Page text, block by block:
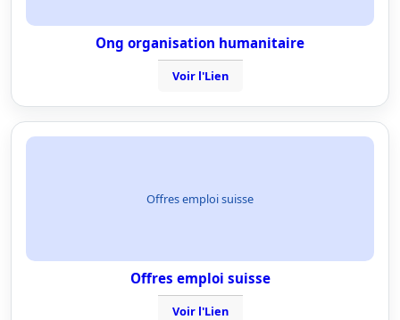
Ong organisation humanitaire
Voir l'Lien
Offres emploi suisse
Offres emploi suisse
Voir l'Lien